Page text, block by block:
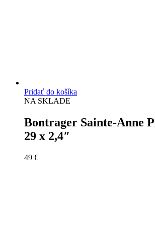
Pridať do košíka
NA SKLADE
Bontrager Sainte-Anne
29 x 2,4″
49 €